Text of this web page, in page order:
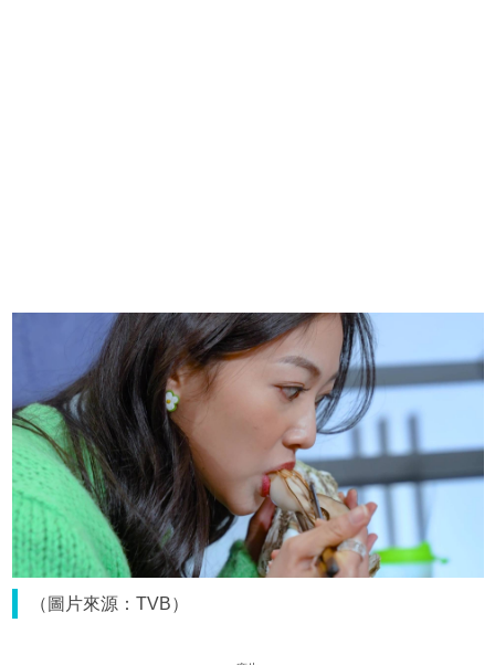
（圖片來源：TVB）